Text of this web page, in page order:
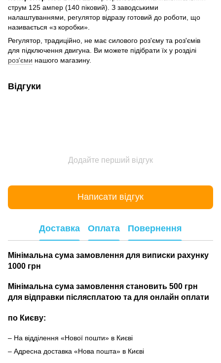
струм 125 ампер (140 піковий). З заводськими
налаштуваннями, регулятор відразу готовий до роботи, що
називається «з коробки».
Регулятор, традиційно, не має силового роз'єму та роз'ємів
для підключення двигуна. Ви можете підібрати їх у розділі
роз'єми нашого магазину.
Відгуки
Додайте перший відгук
Написати відгук
Доставка Оплата Повернення
Мінімальна сума замовлення для виписки рахунку
1000 грн
Мінімальна сума замовлення становить 500 грн
для відправки післясплатою та для онлайн оплати
по Києву:
– На відділення «Нової пошти» в Києві
– Адресна доставка «Нова пошта» в Києві